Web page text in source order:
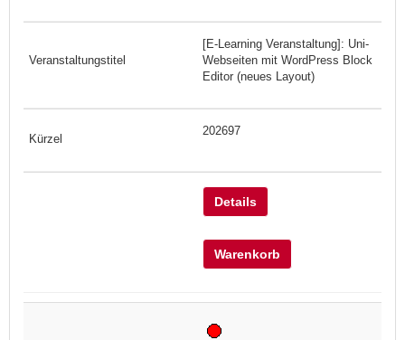
[E-Learning Veranstaltung]: Uni-
Webseiten mit WordPress Block
Editor (neues Layout)
202697
Details
Warenkorb